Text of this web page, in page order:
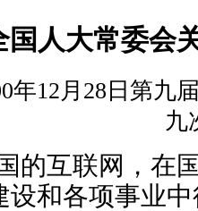
国人大常委会
年12月28日第
九
的互联网，在
设和各项事业